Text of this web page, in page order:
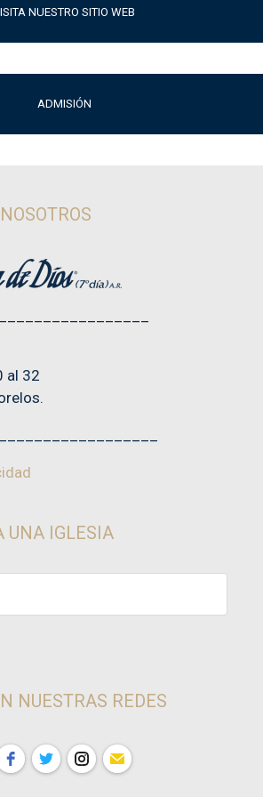
NUESTRO SITIO WEB
ADMISIÓN
al 32
UNA IGLESIA
NUESTRAS REDES